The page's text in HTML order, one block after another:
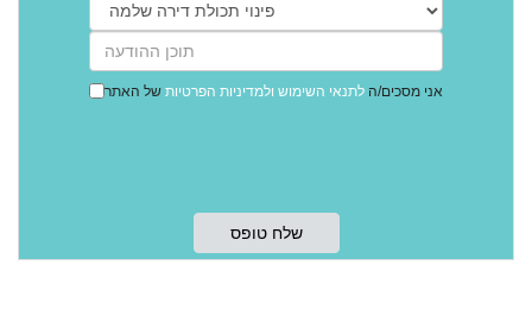
אני מסכים/ה לתנאי השימוש ולמדיניות הפרטיות של האתר